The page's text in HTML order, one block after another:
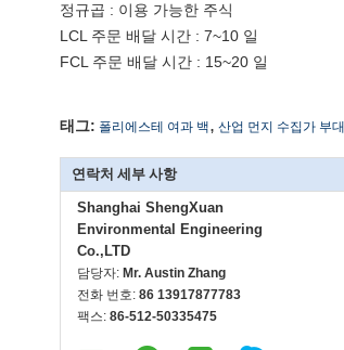
정규곱 : 이용 가능한 주식
LCL 주문 배달 시간 : 7~10 일
FCL 주문 배달 시간 : 15~20 일
태그: 폴리에스테 여과 백, 산업 먼지 수집가 부대
연락처 세부 사항
Shanghai ShengXuan
Environmental Engineering
Co.,LTD
담당자: Mr. Austin Zhang
전화 번호: 86 13917877783
팩스: 86-512-50335475